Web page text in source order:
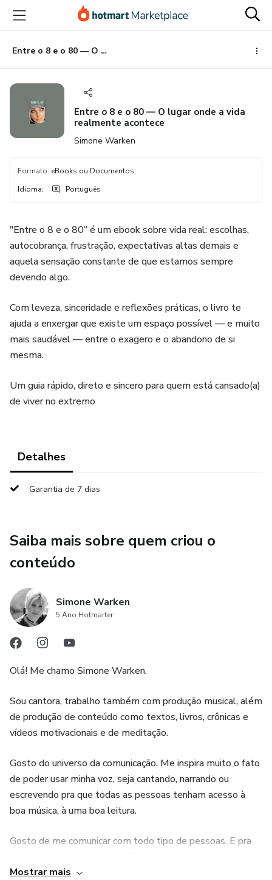
para
conteúdo
principal
para
pagamento
para
rodapé
Entre o 8 e o 80 — O lugar onde a vida realmente acontece
Entre o 8 e o 80 — O lugar onde a vida
realmente acontece
Simone Warken
Formato: eBooks ou Documentos
Idioma: Português
"Entre o 8 e o 80” é um ebook sobre vida real: escolhas,
autocobrança, frustração, expectativas altas demais e
aquela sensação constante de que estamos sempre
devendo algo.
Com leveza, sinceridade e reflexões práticas, o livro te
ajuda a enxergar que existe um espaço possível — e muito
mais saudável — entre o exagero e o abandono de si
mesma.
Um guia rápido, direto e sincero para quem está cansado(a)
de viver no extremo
Detalhes
Garantia de 7 dias
Saiba mais sobre quem criou o
conteúdo
Simone Warken
5 Ano Hotmarter
Olá! Me chamo Simone Warken.
Sou cantora, trabalho também com produção musical, além
de produção de conteúdo como textos, livros, crônicas e
vídeos motivacionais e de meditação.
Gosto do universo da comunicação. Me inspira muito o fato
de poder usar minha voz, seja cantando, narrando ou
escrevendo pra que todas as pessoas tenham acesso à
boa música, à uma boa leitura.
Gosto de me comunicar com todo tipo de pessoas. E pra
todos!
Mostrar mais